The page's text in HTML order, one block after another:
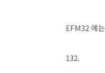
EFM32 에
132.